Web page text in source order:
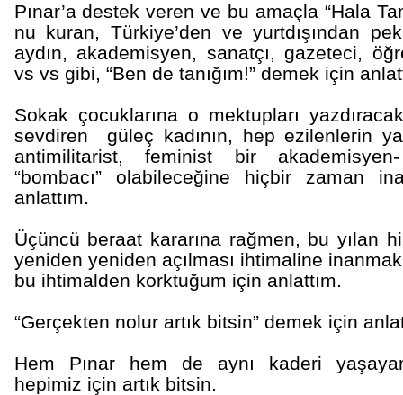
Pınar’a destek veren ve bu amaçla “Hala
nu kuran, Türkiye’den ve yurtdışından
aydın, akademisyen, sanatçı, gazeteci,
vs vs gibi, “Ben de tanığım!” demek için
Sokak çocuklarına o mektupları
sevdiren güleç kadının, hep ezilenlerin
antimilitarist,feminist bir
“bombacı” olabileceğine hiçbir zaman
anlattım.
Üçüncü beraat kararına rağmen, bu yılan
yeniden yeniden açılması ihtimaline
bu ihtimalden korktuğum için anlattım.
“Gerçekten nolur artık bitsin” demek için
Hem Pınar hem de aynı kaderi
hepimiz için artık bitsin.